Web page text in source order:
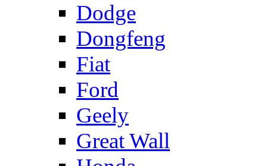
Dodge
Dongfeng
Fiat
Ford
Geely
Great Wall